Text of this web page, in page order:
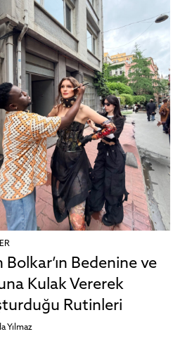
Bolkar’ın Bedenine ve
Kulak Vererek
Rutinleri
Yılmaz